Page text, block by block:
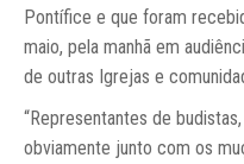
Pontífice e que foram
maio, pela manhã em
de outras Igrejas e
“Representantes de
obviamente junto com os